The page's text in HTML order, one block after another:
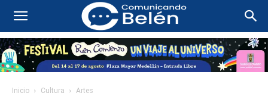
Inicio Cultura Artes